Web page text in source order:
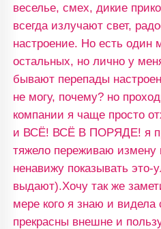
веселье, смех, дикие
всегда излучают свет,
настроение. Но есть один
остальных, но лично у
бывают перепады
не могу, почему? но
компании я чаще просто
и ВСЁ! ВСЁ В ПОРЯДЕ! я
тяжело переживаю измену
ненавижу показывать это-
выдают).Хочу так же
мере кого я знаю и
прекрасны внешне и